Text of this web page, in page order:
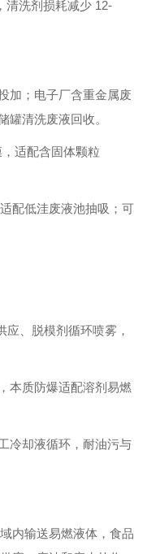
清洗剂损耗减少 12-
加；电子厂含重金属废
罐清洗废液回收。
适配含固体颗粒
配低洼废液池抽吸；可
、脱模剂循环喷雾，
本质防爆适配溶剂易燃
冷却液循环，耐油污与
内输送易燃液体，食品